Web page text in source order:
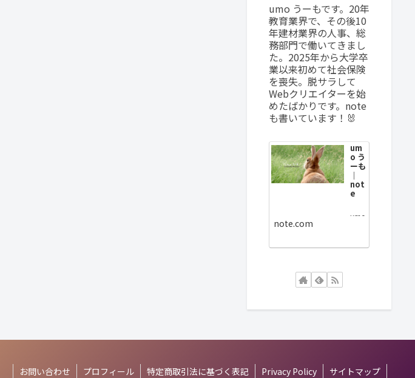
umo うーもです。20年
教育業界で、その後10
年建材業界の人事、総
務部門で働いてきまし
た。2025年から大学卒
業以来初めて社会保険
を喪失。脱サラして
Webクリエイターを始
めたばかりです。note
も書いています！🐰
um
o う
ーも
｜
not
e
umo
20年
材業
いて
note.com
お問い合わせ プロフィール 特定商取引法に基づく表記 Privacy Policy サイトマップ